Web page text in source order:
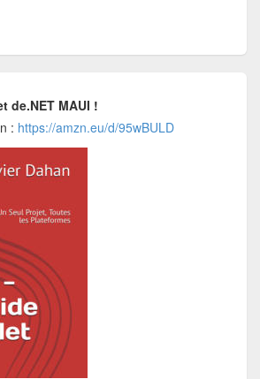
de.NET MAUI !
: https://amzn.eu/d/95wBULD